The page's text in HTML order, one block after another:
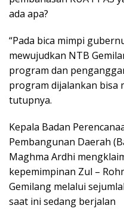
ada apa?
“Pada bica mimpi
mewujudkan NTB
program dan
program dijalankan bisa
tutupnya.
Kepala Badan
Pembangunan Daerah
Maghma Ardhi
kepemimpinan Zul –
Gemilang melalui
saat ini sedang berjalan